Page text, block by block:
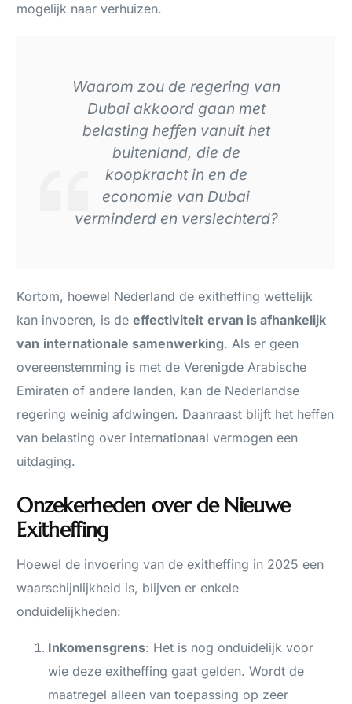
mogelijk naar verhuizen.
Waarom zou de regering van
Dubai akkoord gaan met
belasting heffen vanuit het
buitenland, die de
koopkracht in en de
economie van Dubai
verminderd en verslechterd?
Kortom, hoewel Nederland de exitheffing wettelijk
kan invoeren, is deeffectiviteit ervan is afhankelijk
van internationale samenwerking. Als er geen
overeenstemming is met de Verenigde Arabische
Emiraten of andere landen, kan de Nederlandse
regering weinig afdwingen. Daanraast blijft het heffen
van belasting over internationaal vermogen een
uitdaging.
Onzekerheden over de Nieuwe
Exitheffing
Hoewel de invoering van de exitheffing in 2025 een
waarschijnlijkheid is, blijven er enkele
onduidelijkheden:
Inkomensgrens: Het is nog onduidelijk voor
wie deze exitheffing gaat gelden. Wordt de
maatregel alleen van toepassing op zeer